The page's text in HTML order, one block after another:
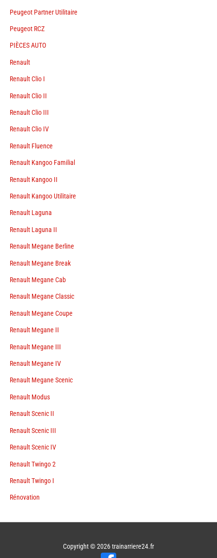
Peugeot Partner Utilitaire
Peugeot RCZ
PIÈCES AUTO
Renault
Renault Clio I
Renault Clio II
Renault Clio III
Renault Clio IV
Renault Fluence
Renault Kangoo Familial
Renault Kangoo II
Renault Kangoo Utilitaire
Renault Laguna
Renault Laguna II
Renault Megane Berline
Renault Megane Break
Renault Megane Cab
Renault Megane Classic
Renault Megane Coupe
Renault Megane II
Renault Megane III
Renault Megane IV
Renault Megane Scenic
Renault Modus
Renault Scenic II
Renault Scenic III
Renault Scenic IV
Renault Twingo 2
Renault Twingo I
Rénovation
Copyright © 2026trainarriere24.fr